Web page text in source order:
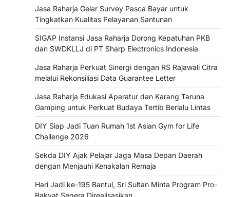
Jasa Raharja Gelar Survey Pasca Bayar untuk
Tingkatkan Kualitas Pelayanan Santunan
SIGAP Instansi Jasa Raharja Dorong Kepatuhan PKB
dan SWDKLLJ di PT Sharp Electronics Indonesia
Jasa Raharja Perkuat Sinergi dengan RS Rajawali Citra
melalui Rekonsiliasi Data Guarantee Letter
Jasa Raharja Edukasi Aparatur dan Karang Taruna
Gamping untuk Perkuat Budaya Tertib Berlalu Lintas
DIY Siap Jadi Tuan Rumah 1st Asian Gym for Life
Challenge 2026
Sekda DIY Ajak Pelajar Jaga Masa Depan Daerah
dengan Menjauhi Kenakalan Remaja
Hari Jadi ke-195 Bantul, Sri Sultan Minta Program Pro-